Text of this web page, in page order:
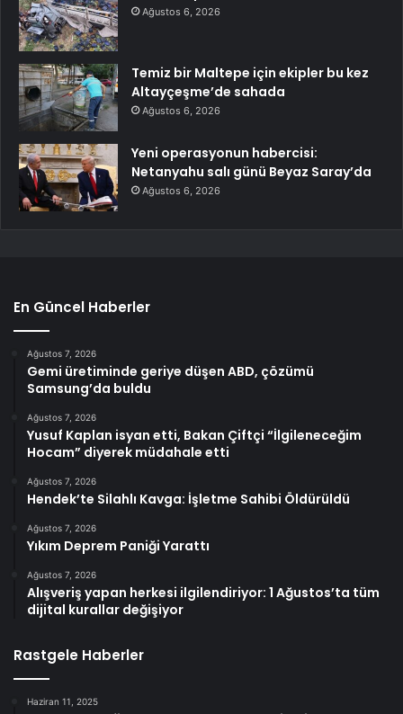
Ağustos 6, 2026
Temiz bir Maltepe için ekipler bu kez
Altayçeşme’de sahada
Ağustos 6, 2026
Yeni operasyonun habercisi:
Netanyahu salı günü Beyaz Saray’da
Ağustos 6, 2026
En Güncel Haberler
Ağustos 7, 2026
Gemi üretiminde geriye düşen ABD, çözümü
Samsung’da buldu
Ağustos 7, 2026
Yusuf Kaplan isyan etti, Bakan Çiftçi “İlgileneceğim
Hocam” diyerek müdahale etti
Ağustos 7, 2026
Hendek’te Silahlı Kavga: İşletme Sahibi Öldürüldü
Ağustos 7, 2026
Yıkım Deprem Paniği Yarattı
Ağustos 7, 2026
Alışveriş yapan herkesi ilgilendiriyor: 1 Ağustos’ta tüm
dijital kurallar değişiyor
Rastgele Haberler
Haziran 11, 2025